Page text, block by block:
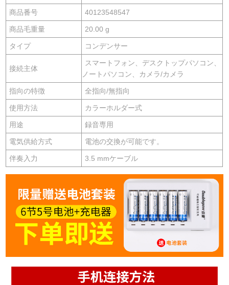
商品番号 40123548547
商品毛重量 20.00 g
タイプ コンデンサー
接続主体
スマートフォン、デスクトップパソコン、
ノートパソコン、カメラ/カメラ
指向の特徴 全指向/無指向
使用方法 カラーホルダー式
用途 録音専用
電気供給方式 電池の交換が可能です。
伴奏入力 3.5 mmケーブル